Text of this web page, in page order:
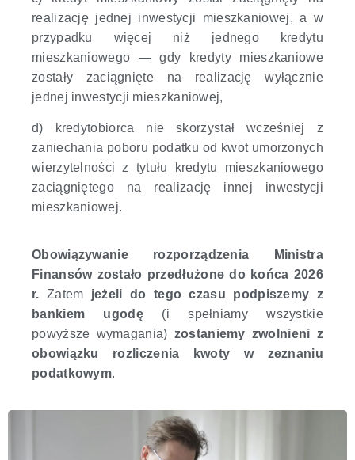
realizację jednej inwestycji mieszkaniowej, a w
przypadku więcej niż jednego kredytu
mieszkaniowego — gdy kredyty mieszkaniowe
zostały zaciągnięte na realizację wyłącznie
jednej inwestycji mieszkaniowej,
d) kredytobiorca nie skorzystał wcześniej z
zaniechania poboru podatku od kwot umorzonych
wierzytelności z tytułu kredytu mieszkaniowego
zaciągniętego na realizację innej inwestycji
mieszkaniowej.
Obowiązywanie
rozporządzenia Ministra
Finansów zostało przedłużone do końca 2026
r. Zatem jeżeli do tego czasu podpiszemy z
bankiem ugodę(i spełniamy wszystkie
powyższe wymagania) zostaniemy zwolnieni z
obowiązku rozliczenia kwoty w zeznaniu
podatkowym.